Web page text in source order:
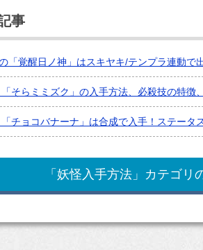
事
「覚醒日ノ神」はスキヤキ/テンプラ連動で
そらミミズク」の入手方法、必殺技の特徴
チョコバナーナ」は合成で入手！ステータ
「妖怪入手方法」カテゴリ